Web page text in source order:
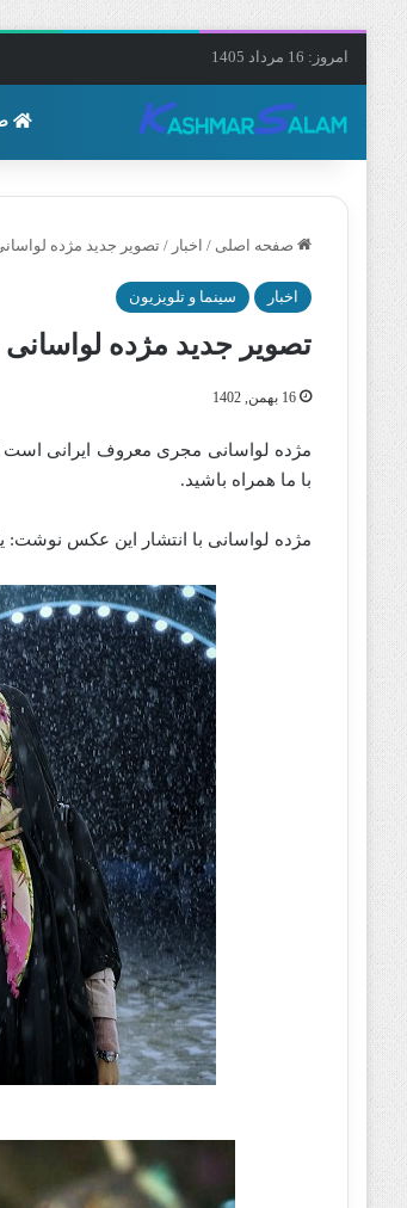
امروز: 16 مرداد 1405
صفحه اصلی / اخبار / تصویر جدید مژده
اخبار سینما و تلویزیون
تصویر جدید مژده
16 بهمن, 1402
مژده لواسانی مجری معروف ایرانی است
با ما همراه باشید.
مژده لواسانی با انتشار این عکس نوشت: